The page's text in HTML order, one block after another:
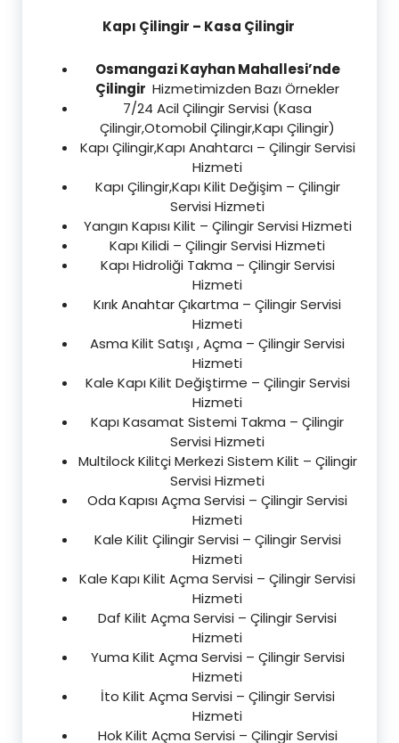
Kapı Çilingir – Kasa Çilingir
Osmangazi Kayhan Mahallesi’nde
Çilingir Hizmetimizden Bazı Örnekler
7/24 Acil Çilingir Servisi (Kasa
Çilingir,Otomobil Çilingir,Kapı Çilingir)
Kapı Çilingir,Kapı Anahtarcı – Çilingir Servisi
Hizmeti
Kapı Çilingir,Kapı Kilit Değişim – Çilingir
Servisi Hizmeti
Yangın Kapısı Kilit – Çilingir Servisi Hizmeti
Kapı Kilidi – Çilingir Servisi Hizmeti
Kapı Hidroliği Takma – Çilingir Servisi
Hizmeti
Kırık Anahtar Çıkartma – Çilingir Servisi
Hizmeti
Asma Kilit Satışı , Açma – Çilingir Servisi
Hizmeti
Kale Kapı Kilit Değiştirme – Çilingir Servisi
Hizmeti
Kapı Kasamat Sistemi Takma – Çilingir
Servisi Hizmeti
Multilock Kilitçi Merkezi Sistem Kilit – Çilingir
Servisi Hizmeti
Oda Kapısı Açma Servisi – Çilingir Servisi
Hizmeti
Kale Kilit Çilingir Servisi – Çilingir Servisi
Hizmeti
Kale Kapı Kilit Açma Servisi – Çilingir Servisi
Hizmeti
Daf Kilit Açma Servisi – Çilingir Servisi
Hizmeti
Yuma Kilit Açma Servisi – Çilingir Servisi
Hizmeti
İto Kilit Açma Servisi – Çilingir Servisi
Hizmeti
Hok Kilit Açma Servisi – Çilingir Servisi